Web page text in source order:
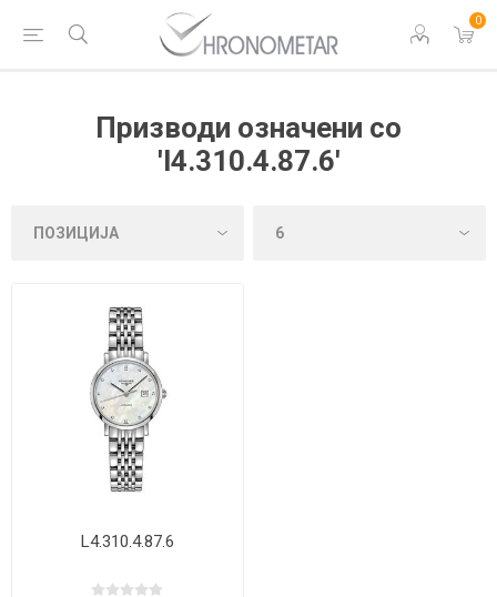
0
Призводи означени со
'l4.310.4.87.6'
L4.310.4.87.6